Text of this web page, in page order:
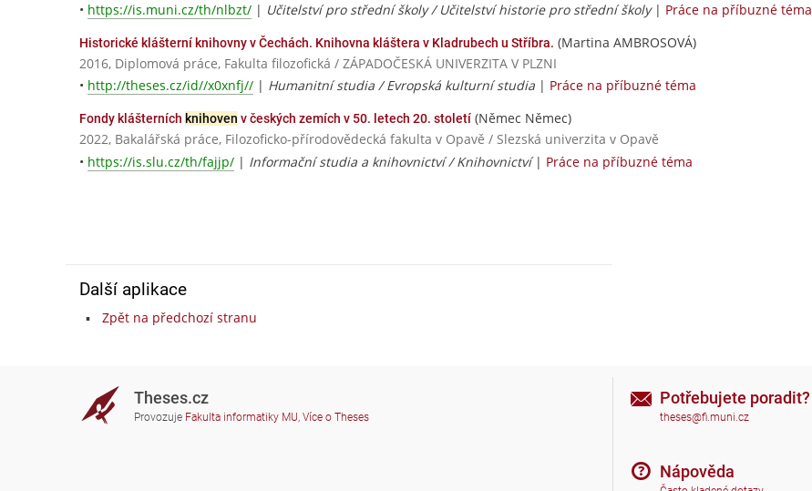
• https://is.muni.cz/th/nlbzt/ | Učitelství pro střední školy / Učitelství historie pro střední školy| Práce na příbuzné téma
Historické klášterní knihovny v Čechách. Knihovna kláštera v Kladrubech u Stříbra. (Martina AMBROSOVÁ)
2016, Diplomová práce, Fakulta filozofická / ZÁPADOČESKÁ UNIVERZITA V PLZNI
• http://theses.cz/id//x0xnfj// | Humanitní studia / Evropská kulturní studia | Práce na příbuzné téma
Fondy klášterních knihoven v českých zemích v 50. letech 20. století (Němec Němec)
2022, Bakalářská práce, Filozoficko-přírodovědecká fakulta v Opavě / Slezská univerzita v Opavě
• https://is.slu.cz/th/fajjp/ | Informační studia a knihovnictví / Knihovnictví| Práce na příbuzné téma
Další aplikace
Zpět na předchozí stranu
Theses.cz
Provozuje Fakulta informatiky MU, Více o Theses
Potřebujete poradit?
theses@fi.muni.cz
Nápověda